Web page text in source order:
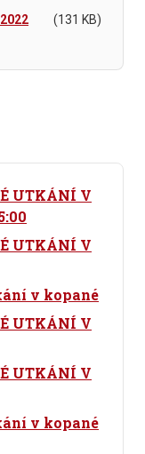
(131 KB)
UTKÁNÍ V
UTKÁNÍ V
v kopané
UTKÁNÍ V
UTKÁNÍ V
v kopané